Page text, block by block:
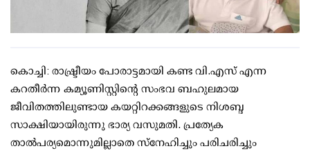
കൊച്ചി: രാഷ്ട്രീയം പോരാട്ടമായി കണ്ട വി.എസ് എന്ന
കറതീര്‍ന്ന കമ്യൂണിസ്റ്റിന്റെ സംഭവ ബഹുലമായ
ജീവിതത്തിലുണ്ടായ കയറ്റിറക്കങ്ങളുടെ നിശബ്ദ
സാക്ഷിയായിരുന്നു ഭാര്യ വസുമതി. പ്രത്യേക
താല്‍പര്യമൊന്നുമില്ലാതെ സ്നേഹിച്ചും പരിചരിച്ചും